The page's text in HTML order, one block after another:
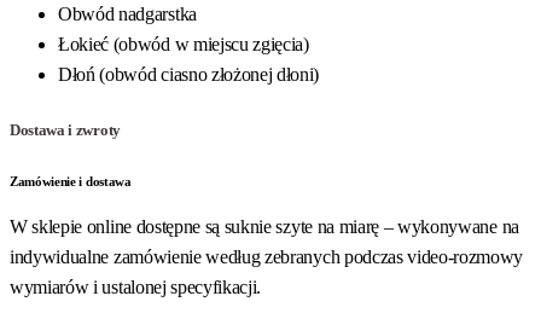
Obwód nadgarstka
Łokieć (obwód w miejscu zgięcia)
Dłoń (obwód ciasno złożonej dłoni)
Dostawa i zwroty
Zamówienie i dostawa
W sklepie online dostępne są suknie szyte na miarę – wykonywane na
indywidualne zamówienie według zebranych podczas video-rozmowy
wymiarów i ustalonej specyfikacji.